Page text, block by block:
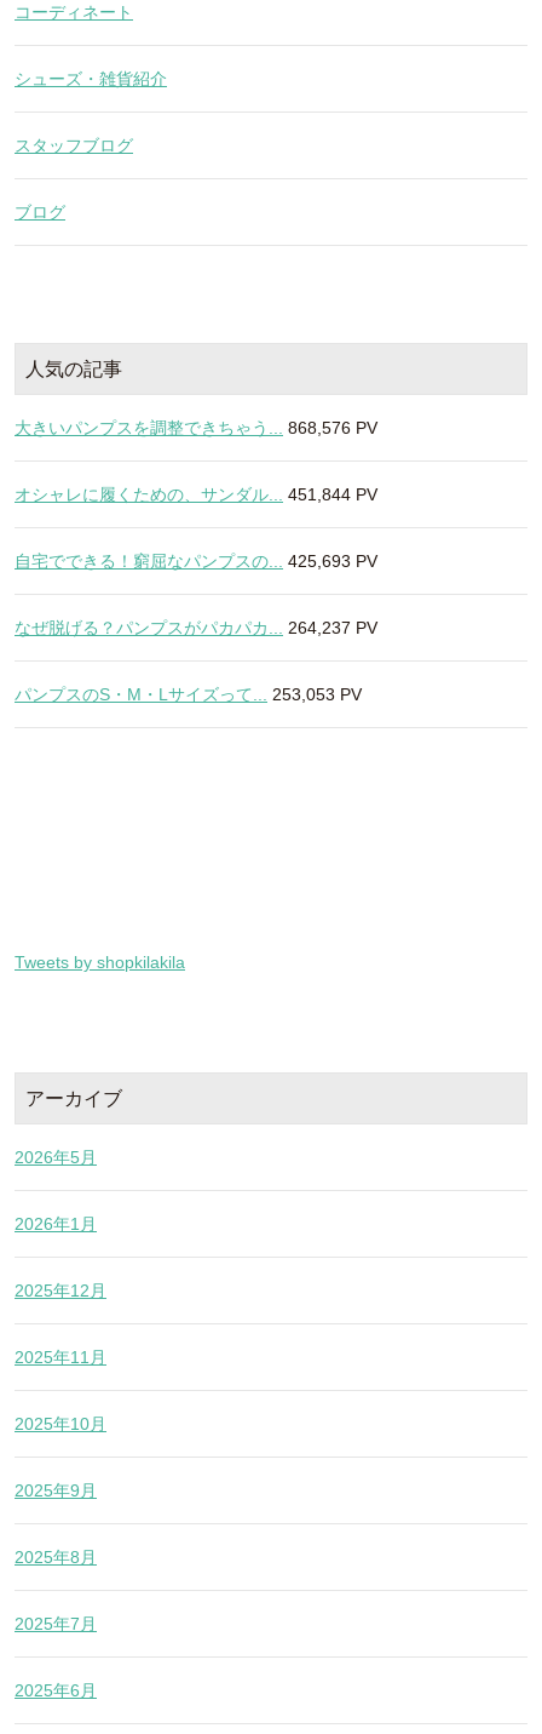
コーディネート
シューズ・雑貨紹介
スタッフブログ
ブログ
人気の記事
大きいパンプスを調整できちゃう... 868,576 PV
オシャレに履くための、サンダル... 451,844 PV
自宅でできる！窮屈なパンプスの... 425,693 PV
なぜ脱げる？パンプスがパカパカ... 264,237 PV
パンプスのS・M・Lサイズって... 253,053 PV
Tweets by shopkilakila
アーカイブ
2026年5月
2026年1月
2025年12月
2025年11月
2025年10月
2025年9月
2025年8月
2025年7月
2025年6月